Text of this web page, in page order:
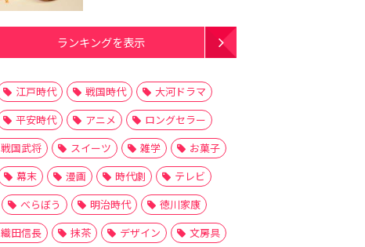
ランキングを表示
江戸時代 戦国時代
大河ドラマ
平安時代
アニメ
ロングセラー
戦国武将
スイーツ 雑学
お菓子
幕末
漫画 時代劇
テレビ
べらぼう
明治時代
徳川家康
織田信長
抹茶 デザイン
文房具